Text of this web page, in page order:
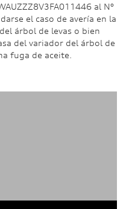
al N°
el caso de avería en la
árbol de levas o bien
del variador del árbol de
fuga de aceite.